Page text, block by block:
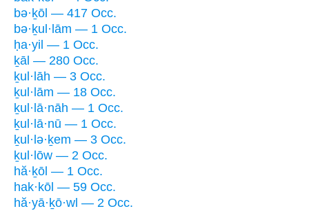
bə·ḵōl — 417 Occ.
bə·ḵul·lām — 1 Occ.
ḥa·yil — 1 Occ.
ḵāl — 280 Occ.
ḵul·lāh — 3 Occ.
ḵul·lām — 18 Occ.
ḵul·lā·nāh — 1 Occ.
ḵul·lā·nū — 1 Occ.
ḵul·lə·ḵem — 3 Occ.
ḵul·lōw — 2 Occ.
hă·ḵōl — 1 Occ.
hak·kōl — 59 Occ.
hă·yā·ḵō·wl — 2 Occ.